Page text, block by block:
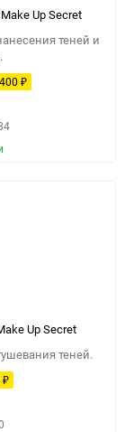
Up Secret
теней и
₽
Up Secret
теней.
₽